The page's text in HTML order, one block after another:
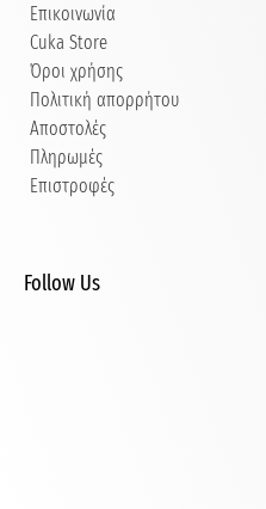
Επικοινωνία
Cuka Store
Όροι χρήσης
Πολιτική απορρήτου
Αποστολές
Πληρωμές
Επιστροφές
Follow Us